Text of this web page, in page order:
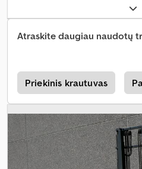
, kuro tipas:
dupleksas, spalva:raudona,
Atraskite daugiau naudotų
Priekinis krautuvas